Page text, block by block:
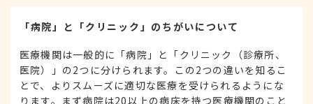
「病院」と「クリニック」のちがいについて
医療機関は一般的に「病院」と「クリニック（診療所、
医院）」の2つに分けられます。この2つの違いを知るこ
とで、よりスムーズに適切な医療を受けられるようにな
ります。まず病院は20以上の病床を持つ医療機関のこと